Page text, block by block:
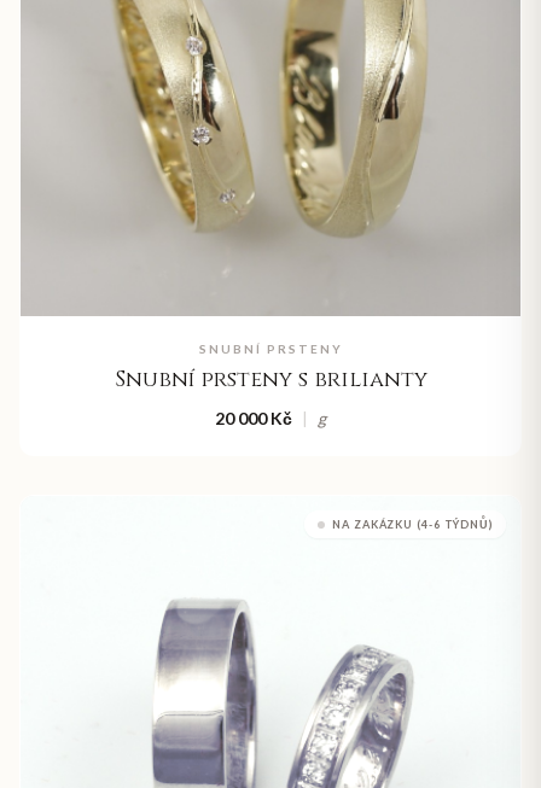
SNUBNÍ PRSTENY
Snubní prsteny s brilianty
20 000 Kč | g
NA ZAKÁZKU (4-6 TÝDNŮ)